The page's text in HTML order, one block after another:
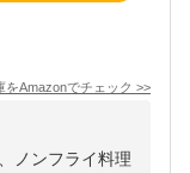
をAmazonでチェック >>
ノンフライ料理